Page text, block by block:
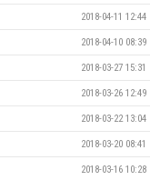
2018-04-11 12:44
2018-04-10 08:39
2018-03-27 15:31
2018-03-26 12:49
2018-03-22 13:04
2018-03-20 08:41
2018-03-16 10:28